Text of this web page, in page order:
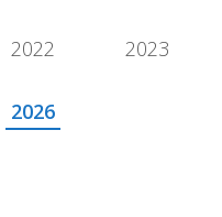
2022 2023
2026